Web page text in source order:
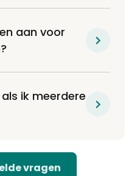
aan voor
ik meerdere
vragen